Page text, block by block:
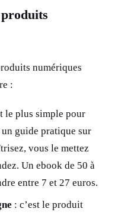
numériques
:
le plus simple pour
guide pratique sur
vous le mettez
Un ebook de 50 à
entre 7 et 27 euros.
: c’est le produit